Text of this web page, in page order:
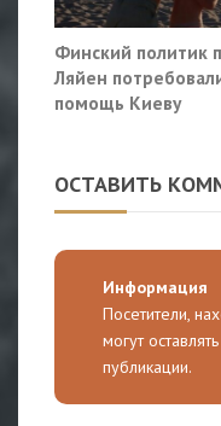
Финский политик
Ляйен
помощь Киеву
ОСТАВИТЬ
Информация
Посетители,
могут
публикации.